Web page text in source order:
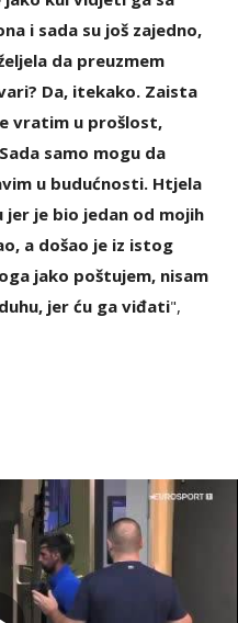
i sada su još zajedno,
da preuzmem
Da, itekako. Zaista
vratim u prošlost,
samo mogu da
u budućnosti. Htjela
jer je bio jedan od mojih
a došao je iz istog
jako poštujem, nisam
jer ću ga viđati",